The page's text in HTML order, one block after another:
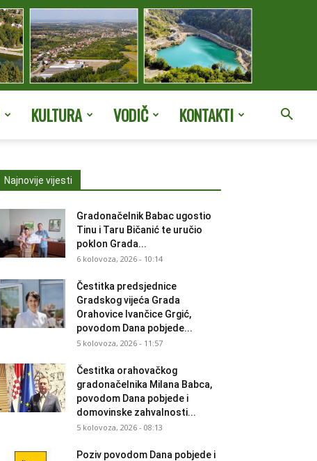
KULTURA VODIČ KONTAKTI
Najnovije vijesti
Gradonačelnik Babac ugostio
Tinu i Taru Bičanić te uručio
poklon Grada...
6 kolovoza, 2026 - 10:14
Čestitka predsjednice
Gradskog vijeća Grada
Orahovice Ivančice Grgić,
povodom Dana pobjede...
5 kolovoza, 2026 - 11:57
Čestitka orahovačkog
gradonačelnika Milana Babca,
povodom Dana pobjede i
domovinske zahvalnosti...
5 kolovoza, 2026 - 08:13
Poziv povodom Dana pobjede i